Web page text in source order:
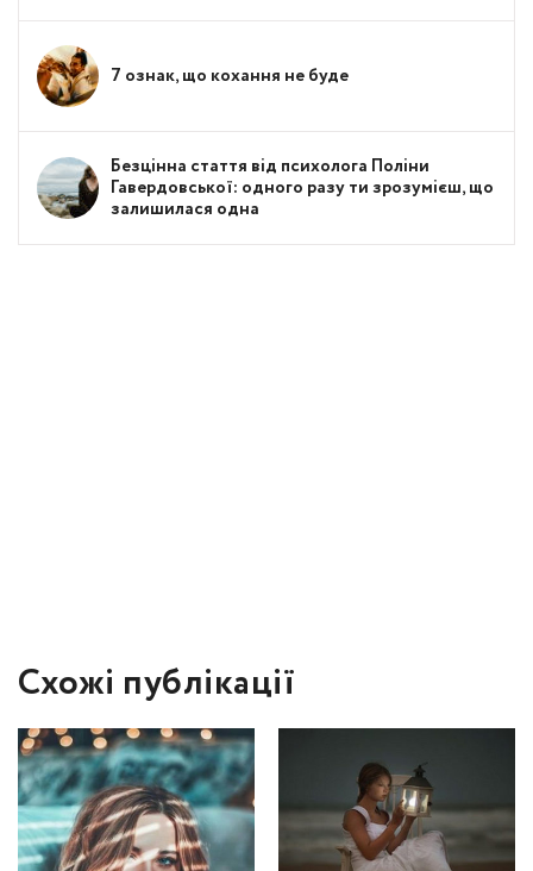
7 ознак, що кохання не буде
Безцінна стаття від психолога Поліни
Гавердовської: одного разу ти зрозумієш, що
залишилася одна
Схожі публікації